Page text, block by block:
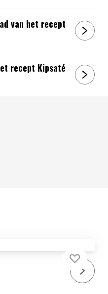
van het recept
recept Kipsaté